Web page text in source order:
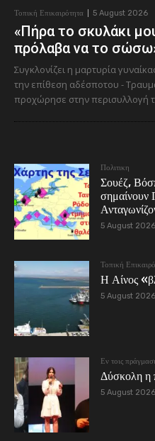
Τοπική Επικαιρότητα 5 August 2026
«Πήρα το σκυλάκι
πρόλαβα να το
Συγκλονίζει η μαρτυρία
την επίθεση αδέσποτου -
προχώρησε στην περισυλλογή
Πολιτικη
Σουέζ,
σημαίνουν
5 August 2026
Τοπική
Η Αίνος
5 August 2026
Εν τοις πράγμασι
Δύσκολη η
5 August 2026